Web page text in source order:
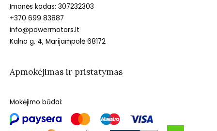
Įmonės kodas: 307232303
+370 699 83887
info@powermotors.lt
Kalno g. 4, Marijampolė 68172
Apmokėjimas ir pristatymas
Mokėjimo būdai: